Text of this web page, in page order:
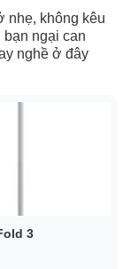
nhẹ, không kêu
bạn ngại can
nghề ở đây
3